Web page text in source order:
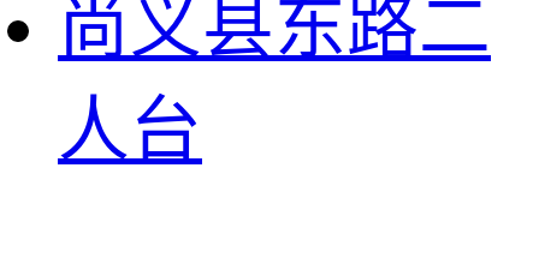
尚义县东路二
人台